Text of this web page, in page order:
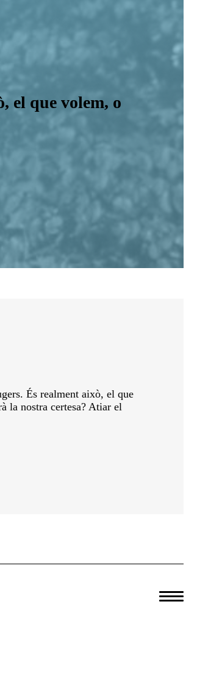
el que volem, o
És realment això, el que
la nostra certesa? Atiar el